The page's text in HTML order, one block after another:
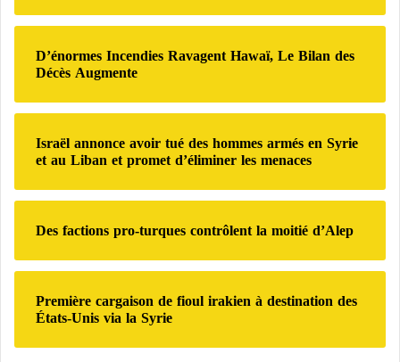
e
r
:
D’énormes Incendies Ravagent Hawaï, Le Bilan des
Décès Augmente
Israël annonce avoir tué des hommes armés en Syrie
et au Liban et promet d’éliminer les menaces
Des factions pro-turques contrôlent la moitié d’Alep
Première cargaison de fioul irakien à destination des
États-Unis via la Syrie